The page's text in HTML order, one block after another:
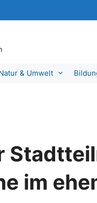
& Umwelt
im